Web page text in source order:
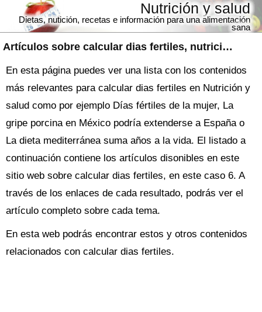
Artículos sobre calcular dias fertiles, nutrición y salud
Nutrición y salud
Dietas, nutición, recetas e información para una alimentación
sana
En esta página puedes ver una lista con los contenidos
más relevantes para calcular dias fertiles en Nutrición y
salud como por ejemplo Días fértiles de la mujer, La
gripe porcina en México podría extenderse a España o
La dieta mediterránea suma años a la vida. El listado a
continuación contiene los artículos disonibles en este
sitio web sobre calcular dias fertiles, en este caso 6. A
través de los enlaces de cada resultado, podrás ver el
artículo completo sobre cada tema.
En esta web podrás encontrar estos y otros contenidos
relacionados con calcular dias fertiles.